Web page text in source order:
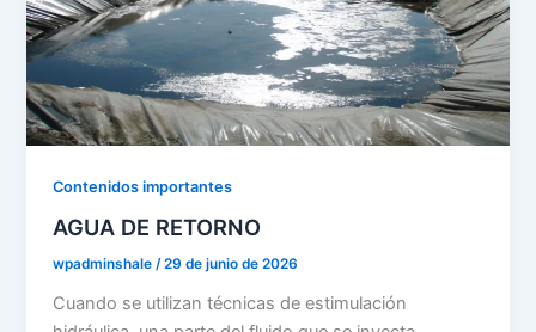
Contenidos importantes
AGUA DE RETORNO
wpadminshale/29 de junio de 2026
Cuando se utilizan técnicas de estimulación